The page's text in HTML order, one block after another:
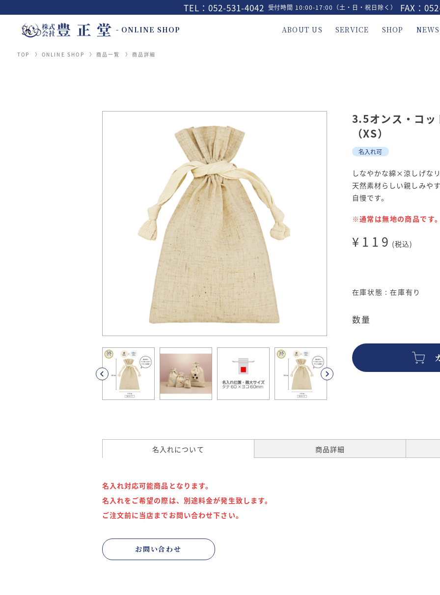
TEL：052-531-4042 受付時間 10:00-17:00（土・日・祝日除く） FAX：
- ONLINE SHOP ABOUT US SERVICE SHOP
TOP ONLINE SHOP 商品一覧 商品詳細
3.5オンス・コッ
（XS）
名入れ可
しなやかな綿×涼しげな
天然素材らしい親しみや
自慢です。
※通常は無地の商品です
¥119 (税込)
在庫状態 : 在庫有り
数量
名入れについて 商品詳細
名入れ対応可能商品となります。
名入れをご希望の際は、別途料金が発生致します。
ご注文前に当店までお問い合わせ下さい。
お問い合わせ